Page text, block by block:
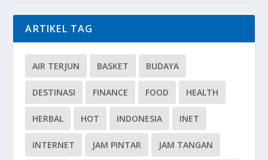
ARTIKEL TAG
AIR TERJUN BASKET BUDAYA
DESTINASI FINANCE FOOD HEALTH
HERBAL HOT INDONESIA INET
INTERNET JAM PINTAR JAM TANGAN